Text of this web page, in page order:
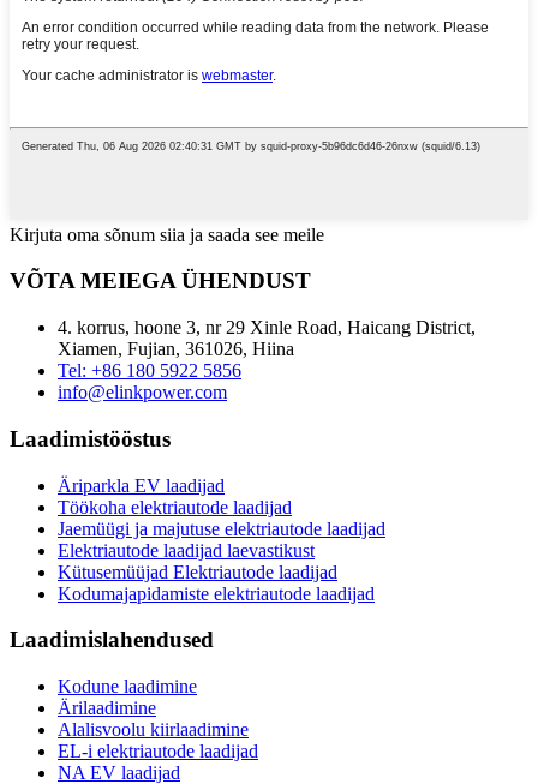
Kirjuta oma sõnum siia ja saada see meile
VÕTA MEIEGA ÜHENDUST
4. korrus, hoone 3, nr 29 Xinle Road, Haicang District,
Xiamen, Fujian, 361026, Hiina
Tel: +86 180 5922 5856
info@elinkpower.com
Laadimistööstus
Äriparkla EV laadijad
Töökoha elektriautode laadijad
Jaemüügi ja majutuse elektriautode laadijad
Elektriautode laadijad laevastikust
Kütusemüüjad Elektriautode laadijad
Kodumajapidamiste elektriautode laadijad
Laadimislahendused
Kodune laadimine
Ärilaadimine
Alalisvoolu kiirlaadimine
EL-i elektriautode laadijad
NA EV laadijad